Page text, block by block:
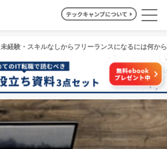
未経験・スキルなしからフリーランスになるには何か